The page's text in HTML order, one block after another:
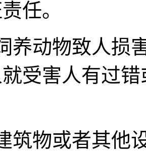
任。
动物致人损害
受害人有过
物或者其他设